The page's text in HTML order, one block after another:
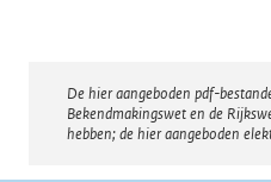
plenaire behandeling
pensioenen
Disclaimer
De hier aangeboden pdf-
Bekendmakingswet en de
hebben; de hier aangeboden